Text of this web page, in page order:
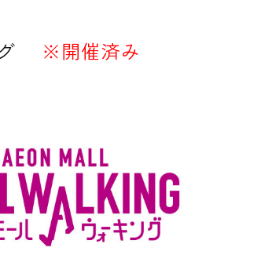
※開催済み